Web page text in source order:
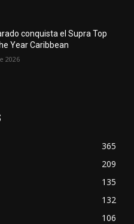
conquista el Supra Top
Year Caribbean
2026
365
209
135
132
106